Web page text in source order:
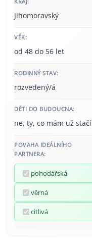
Jihomoravský
VĚK:
od 48 do 56 let
RODINNÝ STAV:
rozvedený/á
DĚTI DO BUDOUCNA:
ne, ty, co mám už stačí
POVAHA IDEÁLNÍHO
PARTNERA:
pohodářská
věrná
citlivá